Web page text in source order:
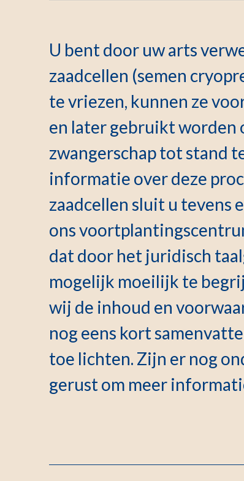
U bent door uw arts
zaadcellen (semen
te vriezen, kunnen ze
en later gebruikt worden
zwangerschap tot stand
informatie over deze
zaadcellen sluit u tevens
ons
dat door het juridisch
mogelijk moeilijk te
wij de inhoud en
nog eens kort
toe lichten. Zijn er nog
gerust om meer